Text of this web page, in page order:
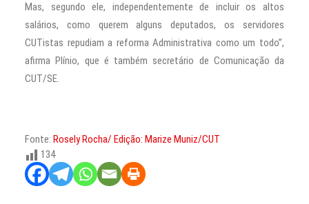
Mas, segundo ele, independentemente de incluir os altos
salários, como querem alguns deputados, os servidores
CUTistas repudiam a reforma Administrativa como um todo”,
afirma Plínio, que é também secretário de Comunicação da
CUT/SE.
Fonte: Rosely Rocha/ Edição: Marize Muniz/CUT
134